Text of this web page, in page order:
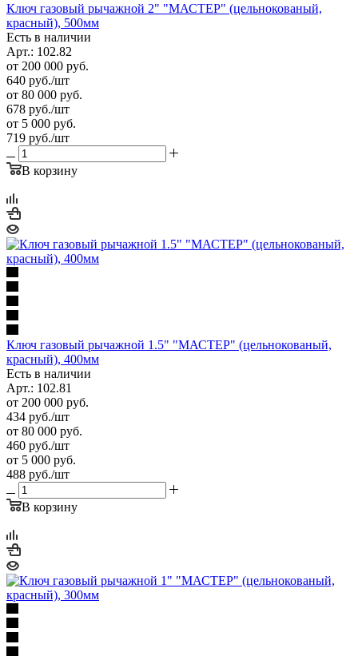
Ключ газовый рычажной 2" "МАСТЕР" (цельнокованый,
красный), 500мм
Есть в наличии
Арт.: 102.82
от 200 000 руб.
640 руб./шт
от 80 000 руб.
678 руб./шт
от 5 000 руб.
719 руб./шт
В корзину
Ключ газовый рычажной 1.5" "МАСТЕР" (цельнокованый,
красный), 400мм
Есть в наличии
Арт.: 102.81
от 200 000 руб.
434 руб./шт
от 80 000 руб.
460 руб./шт
от 5 000 руб.
488 руб./шт
В корзину